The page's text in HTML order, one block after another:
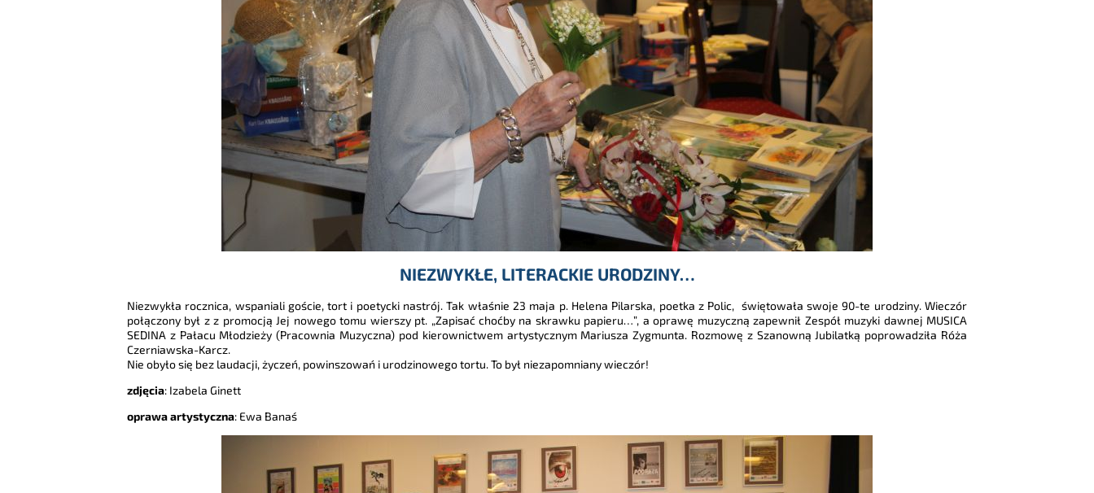
NIEZWYKŁE, LITERACKIE URODZINY…
Niezwykła rocznica, wspaniali goście, tort i poetycki nastrój. Tak właśnie 23 maja p. Helena Pilarska, poetka z Polic, świętowała swoje 90-te urodziny. Wieczór
połączony był z z promocją Jej nowego tomu wierszy pt. „Zapisać choćby na skrawku papieru…”, a oprawę muzyczną zapewnił Zespół muzyki dawnej MUSICA
SEDINA z Pałacu Młodzieży (Pracownia Muzyczna) pod kierownictwem artystycznym Mariusza Zygmunta. Rozmowę z Szanowną Jubilatką poprowadziła Róża
Czerniawska-Karcz.
Nie obyło się bez laudacji, życzeń, powinszowań i urodzinowego tortu. To był niezapomniany wieczór!
zdjęcia: Izabela Ginett
oprawa artystyczna: Ewa Banaś